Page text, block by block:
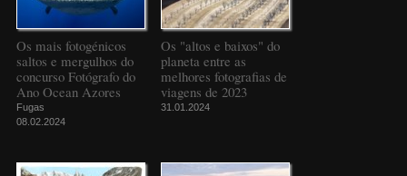
Os mais fotogénicos
saltos e mergulhos do
concurso Fotógrafo do
Ano Ocean Azores
Fugas
08.02.2024
Os "altos e baixos" do
planeta entre as
melhores fotografias de
viagens de 2023
31.01.2024